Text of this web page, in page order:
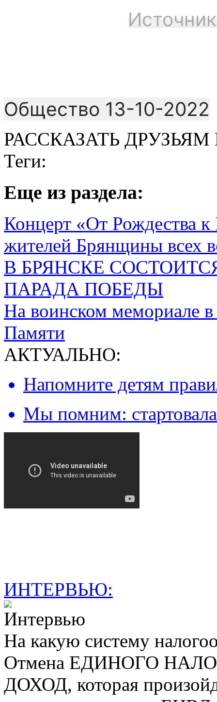
Общество 13-10-2022
РАССКАЗАТЬ ДРУЗЬЯМ
Теги:
Eще из раздела:
Концерт «От Рождества
жителей Брянщины всех
В БРЯНСКЕ
ПАРАДА ПОБЕДЫ
На воинском мемориале
Памяти
АКТУАЛЬНО:
Напомните детям
Мы помним:
ИНТЕРВЬЮ:
На какую систему
Отмена ЕДИНОГО
ДОХОД, которая